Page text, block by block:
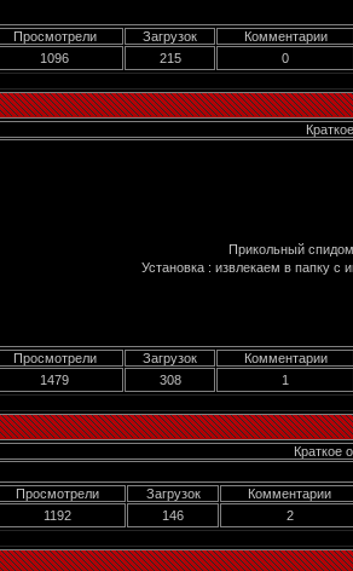
Просмотрели Загрузок Комментарии
1096
215 0
Прикольный
Установка : извлекаем в папку с
Просмотрели Загрузок Комментарии
1479
308 1
Краткое
Просмотрели Загрузок Комментарии
1192
146 2